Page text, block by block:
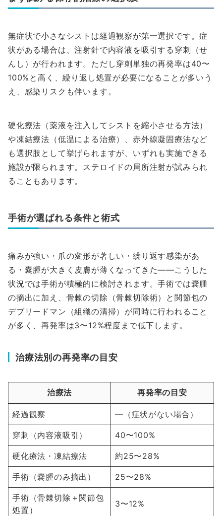
無症状で小さなシストは経過観察が第一選択です。症
状がある場合は、注射針で内容液を吸引する穿刺（せ
んし）が行われます。ただし穿刺単独の再発率は40〜
100%と高く、繰り返し処置が必要になることが多いう
え、感染リスクも伴います。
硬化療法（薬液を注入してシストを縮小させる方法）
や凍結療法（低温による治療）、赤外線凝固療法など
も選択肢として挙げられますが、いずれも実施できる
施設が限られます。ステロイドの局所注射が試みられ
ることもあります。
手術が選ばれる条件と術式
痛みが強い・爪の変形が著しい・繰り返す感染があ
る・嚢腫が大きく皮膚が薄くなってきた――こうした
状況では手術が積極的に検討されます。手術では嚢腫
の摘出に加え、骨棘の切除（骨棘切除術）と関節包の
デブリードマン（組織の清掃）が同時に行われること
が多く、再発率は3〜12%程度まで低下します。
治療法別の再発率の目安
治療法 再発率の目安
経過観察 —（症状がない場合）
穿刺（内容液吸引） 40〜100%
硬化療法・凍結療法 約25〜28%
手術（嚢腫のみ摘出） 25〜28%
手術（骨棘切除＋関節包
処置）
3〜12%